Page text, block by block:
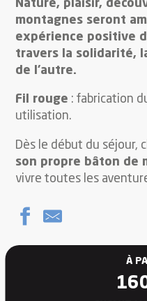
Nature, plaisir,
montagnes seront
expérience positive
travers la solidarité,
de l’autre.
Fil rouge : fabrication
utilisation.
Dès le début du séjour,
son propre bâton de
vivre toutes les
À